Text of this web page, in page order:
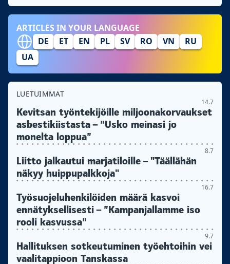
ARTICLES IN YOUR LANGUAGE
DE
ET EN PL SV RO VN
RU
UA
LUETUIMMAT
14.7
Kevitsan työntekijöille miljoonakorvaukset
asbestikiistasta – ”Usko meinasi jo
monelta loppua”
8.7
Liitto jalkautui marjatiloille – "Täällähän
näkyy huippupalkkoja"
16.7
Työsuojeluhenkilöiden määrä kasvoi
ennätyksellisesti – ”Kampanjallamme iso
rooli kasvussa”
9.7
Hallituksen sotkeutuminen työehtoihin vei
vaalitappioon Tanskassa